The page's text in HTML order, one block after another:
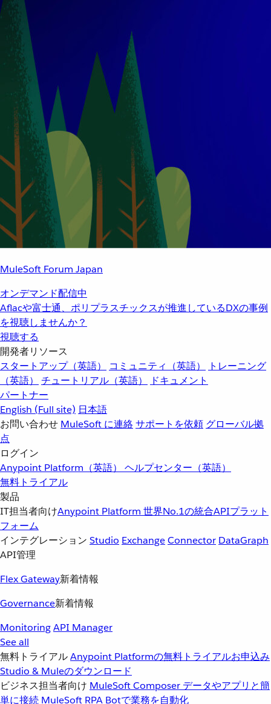
MuleSoft Forum Japan
オンデマンド配信中
Aflacや富士通、ポリプラスチックスが推進しているDXの事例
を視聴しませんか？
視聴する
開発者リソース
スタートアップ（英語）
コミュニティ（英語）
トレーニング
（英語）
チュートリアル（英語）
ドキュメント
パートナー
English (Full site) 日本語
お問い合わせ MuleSoft に連絡サポートを依頼 グローバル拠
点
ログイン
Anypoint Platform（英語） ヘルプセンター（英語）
無料トライアル
製品
IT担当者向けAnypoint Platform 世界No.1の統合APIプラット
フォーム
インテグレーション Studio ExchangeConnector DataGraph
API管理
Flex Gateway新着情報
Governance新着情報
MonitoringAPI Manager
See all
無料トライアルAnypoint Platformの無料トライアルお申込み
Studio & Muleのダウンロード
ビジネス担当者向け MuleSoft Composer データやアプリと簡
単に接続 MuleSoft RPA Botで業務を自動化